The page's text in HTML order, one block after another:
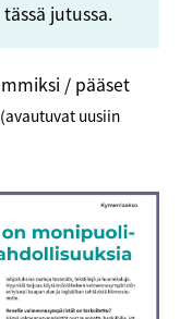
jutussa.
/ pääset
(avautuvat uusiin